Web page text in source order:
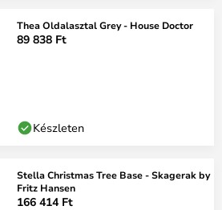
Thea Oldalasztal Grey - House Doctor
89 838 Ft
Készleten
Stella Christmas Tree Base - Skagerak by
Fritz Hansen
166 414 Ft